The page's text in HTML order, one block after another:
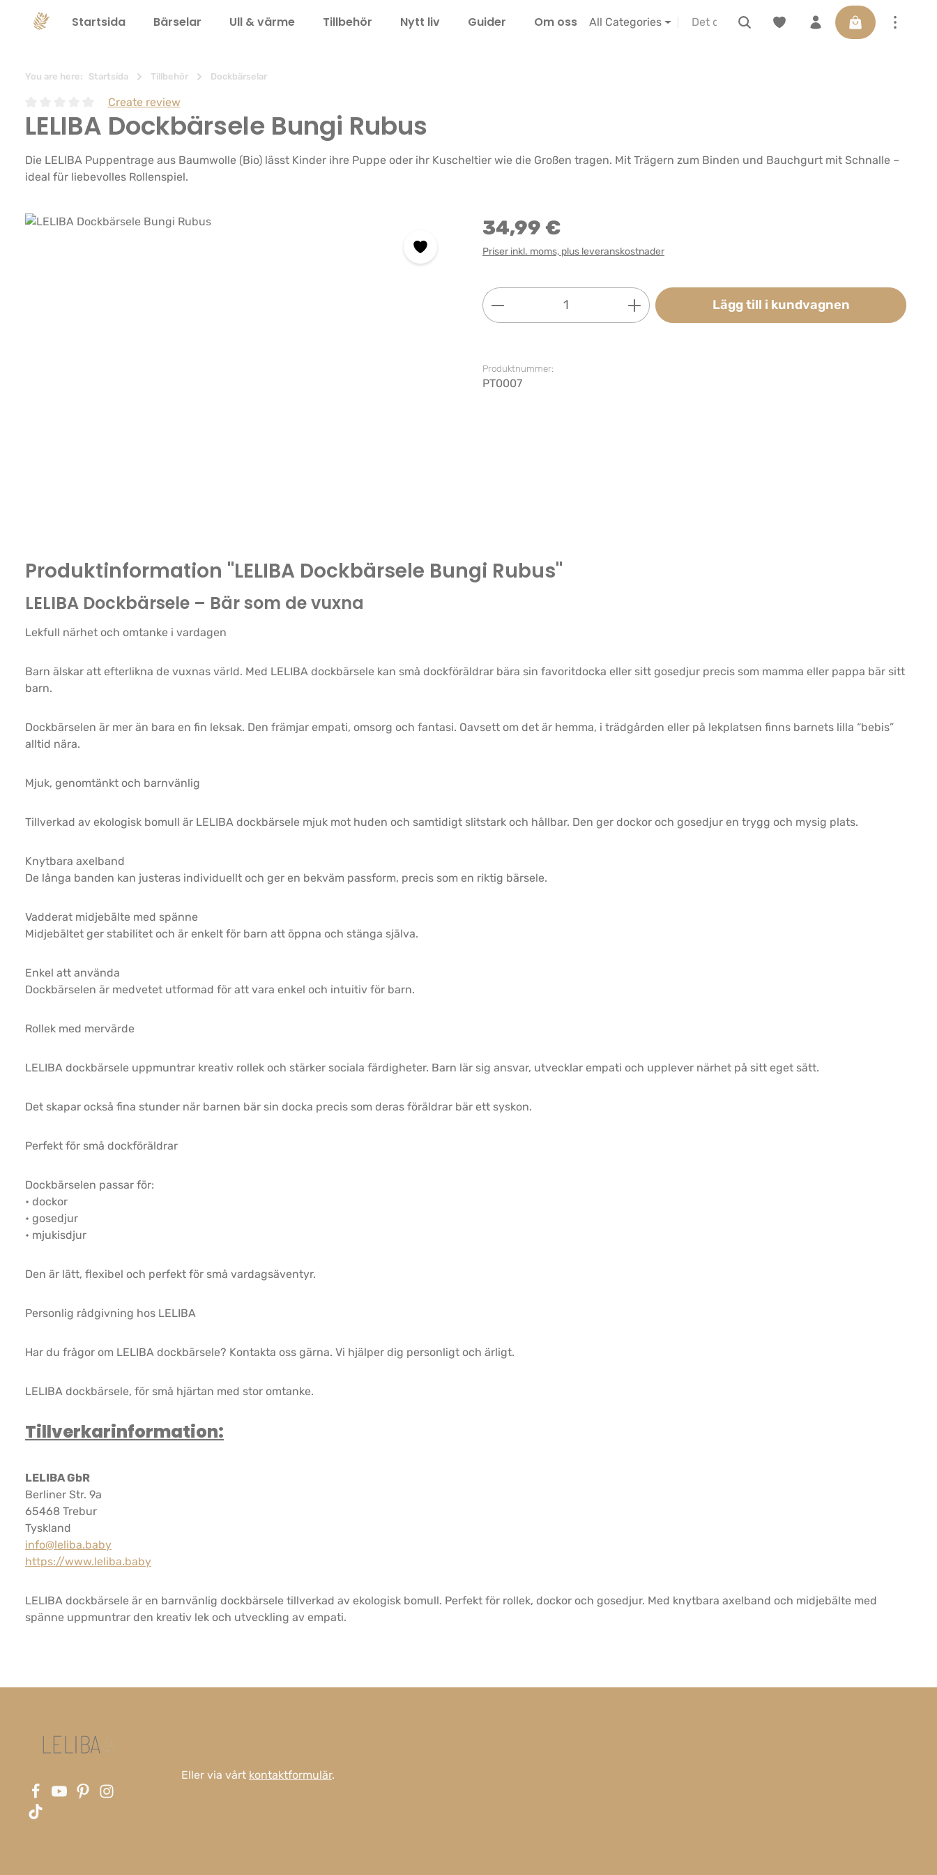
Hoppa till huvudnavigering
Startsida Bärselar Ull & värme Tillbehör Nytt liv Guider Om oss LELIBA vor Ort erleben Presentkort
All Categories
Varukorgen
You are here: Startsida Tillbehör Dockbärselar
Genomsnittligt betyg på 0 av 5 stjärnor
Create review
LELIBA Dockbärsele Bungi Rubus
Die LELIBA Puppentrage aus Baumwolle (Bio) lässt Kinder ihre Puppe oder ihr Kuscheltier wie die Großen tragen. Mit Trägern zum Binden und Bauchgurt mit Schnalle –
ideal für liebevolles Rollenspiel.
Hoppa över bildgalleri 34,99 €
Priser inkl. moms, plus leveranskostnader
Produktkvantitet: Ange önskat belopp eller använd
Lägg till i kundvagnen
Produktnummer:
PT0007
Produktinformation "LELIBA Dockbärsele Bungi Rubus"
LELIBA Dockbärsele – Bär som de vuxna
Lekfull närhet och omtanke i vardagen
Barn älskar att efterlikna de vuxnas värld. Med LELIBA dockbärsele kan små dockföräldrar bära sin favoritdocka eller sitt gosedjur precis som mamma eller pappa bär sitt
barn.
Dockbärselen är mer än bara en fin leksak. Den främjar empati, omsorg och fantasi. Oavsett om det är hemma, i trädgården eller på lekplatsen finns barnets lilla “bebis”
alltid nära.
Mjuk, genomtänkt och barnvänlig
Tillverkad av ekologisk bomull är LELIBA dockbärsele mjuk mot huden och samtidigt slitstark och hållbar. Den ger dockor och gosedjur en trygg och mysig plats.
Knytbara axelband
De långa banden kan justeras individuellt och ger en bekväm passform, precis som en riktig bärsele.
Vadderat midjebälte med spänne
Midjebältet ger stabilitet och är enkelt för barn att öppna och stänga själva.
Enkel att använda
Dockbärselen är medvetet utformad för att vara enkel och intuitiv för barn.
Rollek med mervärde
LELIBA dockbärsele uppmuntrar kreativ rollek och stärker sociala färdigheter. Barn lär sig ansvar, utvecklar empati och upplever närhet på sitt eget sätt.
Det skapar också fina stunder när barnen bär sin docka precis som deras föräldrar bär ett syskon.
Perfekt för små dockföräldrar
Dockbärselen passar för:
• dockor
• gosedjur
• mjukisdjur
Den är lätt, flexibel och perfekt för små vardagsäventyr.
Personlig rådgivning hos LELIBA
Har du frågor om LELIBA dockbärsele? Kontakta oss gärna. Vi hjälper dig personligt och ärligt.
LELIBA dockbärsele, för små hjärtan med stor omtanke.
Tillverkarinformation:
LELIBA GbR
Berliner Str. 9a
65468 Trebur
Tyskland
info@leliba.baby
https://www.leliba.baby
LELIBA dockbärsele är en barnvänlig dockbärsele tillverkad av ekologisk bomull. Perfekt för rollek, dockor och gosedjur. Med knytbara axelband och midjebälte med
spänne uppmuntrar den kreativ lek och utveckling av empati.
Eller via vårt kontaktformulär.